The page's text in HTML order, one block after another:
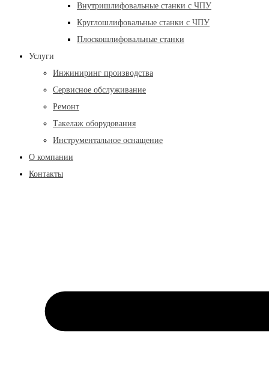
Внутришлифовальные станки с ЧПУ
Круглошлифовальные станки с ЧПУ
Плоскошлифовальные станки
Услуги
Инжиниринг производства
Сервисное обслуживание
Ремонт
Такелаж оборудования
Инструментальное оснащение
О компании
Контакты